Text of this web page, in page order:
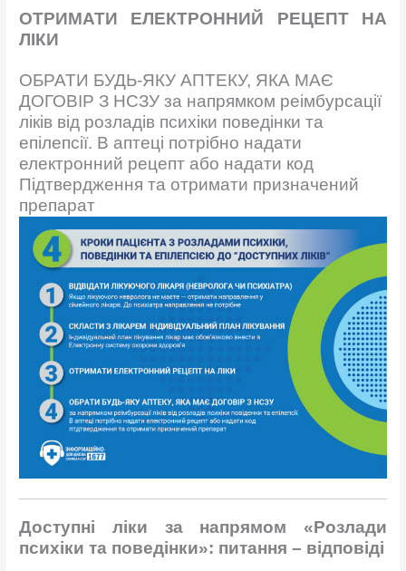
ОТРИМАТИ ЕЛЕКТРОННИЙ РЕЦЕПТ НА
ЛІКИ
ОБРАТИ БУДЬ-ЯКУ АПТЕКУ, ЯКА МАЄ
ДОГОВІР З НСЗУ за напрямком реімбурсації
ліків від розладів психіки поведінки та
епілепсії. В аптеці потрібно надати
електронний рецепт або надати код
Підтвердження та отримати призначений
препарат
Доступні ліки за напрямом «Розлади
психіки та поведінки»: питання – відповіді